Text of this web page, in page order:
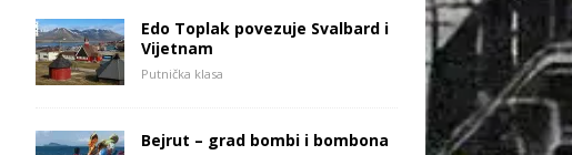
Edo Toplak povezuje Svalbard i
Vijetnam
Putnička klasa
Bejrut – grad bombi i bombona